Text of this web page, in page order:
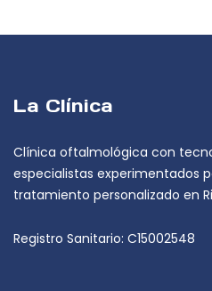
La Clínica
Clínica oftalmológica con
especialistas experimentados
tratamiento personalizado en
Registro Sanitario: C15002548